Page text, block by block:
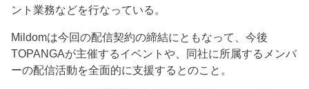
ント業務などを行なっている。
Mildomは今回の配信契約の締結にともなって、今後
TOPANGAが主催するイベントや、同社に所属するメンバ
ーの配信活動を全面的に支援するとのこと。